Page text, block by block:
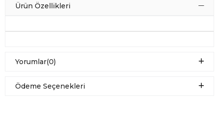
Ürün Özellikleri
Yorumlar(0)
Ödeme Seçenekleri